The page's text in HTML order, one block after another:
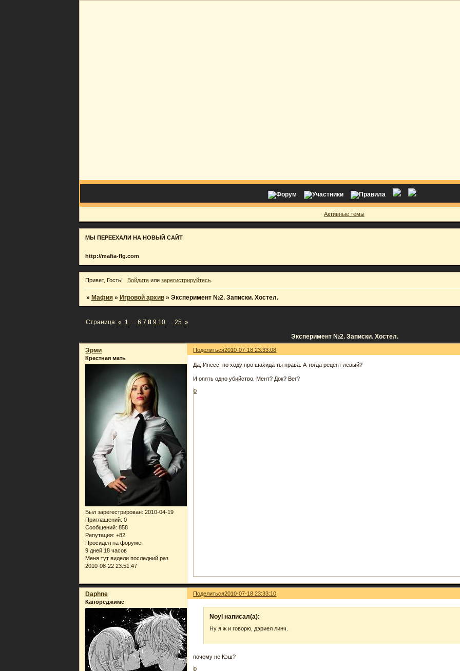
Активные темы
МЫ ПЕРЕЕХАЛИ НА НОВЫЙ САЙТ
http://mafia-flg.com
Привет, Гость! Войдитеили зарегистрируйтесь.
» Мафия » Игровой архив » Эксперимент №2. Записки. Хостел.
Эксперимент №2. Записки. Хостел.
Страница: « 1 … 6 7 8 9 10 … 25 »
Поделиться2010-07-18 23:33:08
Эрми
Крестная мать
Был зарегестрирован: 2010-04-19
Приглашений: 0
Сообщений: 858
Репутация: +82
Просидел на форуме:
9 дней 18 часов
Меня тут видели последний раз
2010-08-22 23:51:47
Да, Инесс, по ходу про шахида ты права. А тогда рецепт левый?
И опять одно убийство. Мент? Док? Вег?
0
Поделиться2010-07-18 23:33:10
Daphne
Капореджиме
Noyl написал(а):
Ну я ж и говорю, дэриел линч.
почему не Кэш?
0